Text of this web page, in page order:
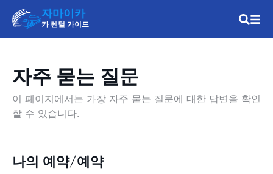
자마이카
카 렌털 가이드
자주 묻는 질문
이 페이지에서는 가장 자주 묻는 질문에 대한 답변을 확인
할 수 있습니다.
나의 예약/예약